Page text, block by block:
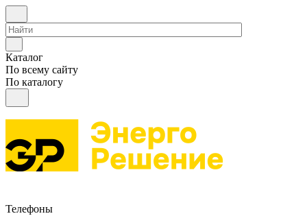
Каталог
По всему сайту
По каталогу
Телефоны